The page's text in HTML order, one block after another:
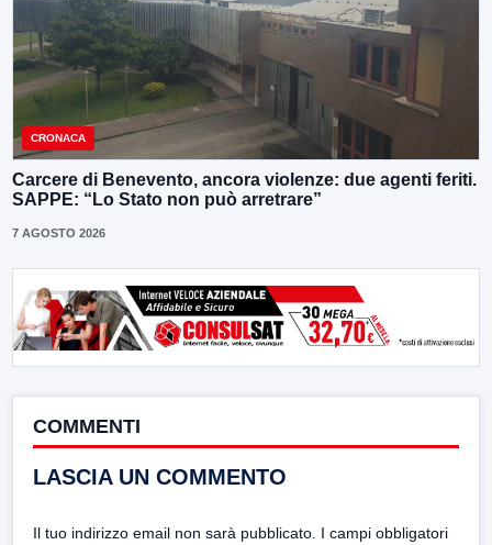
CRONACA
Carcere di Benevento, ancora violenze: due agenti feriti.
SAPPE: “Lo Stato non può arretrare”
7 AGOSTO 2026
COMMENTI
LASCIA UN COMMENTO
Il tuo indirizzo email non sarà pubblicato. I campi obbligatori